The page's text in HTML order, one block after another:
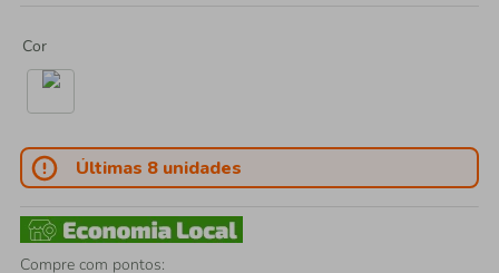
Cor
Últimas 8 unidades
Compre com pontos: